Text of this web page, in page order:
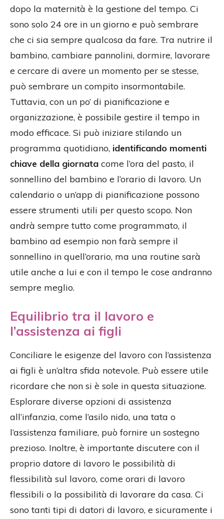
dopo la maternità è la gestione del tempo. Ci
sono solo 24 ore in un giorno e può sembrare
che ci sia sempre qualcosa da fare. Tra nutrire il
bambino, cambiare pannolini, dormire, lavorare
e cercare di avere un momento per se stesse,
può sembrare un compito insormontabile.
Tuttavia, con un po’ di pianificazione e
organizzazione, è possibile gestire il tempo in
modo efficace. Si può iniziare stilando un
programma quotidiano, identificando momenti
chiave della giornata come l’ora del pasto, il
sonnellino del bambino e l’orario di lavoro. Un
calendario o un’app di pianificazione possono
essere strumenti utili per questo scopo. Non
andrà sempre tutto come programmato, il
bambino ad esempio non farà sempre il
sonnellino in quell’orario, ma una routine sarà
utile anche a lui e con il tempo le cose andranno
sempre meglio.
Equilibrio tra il lavoro e
l’assistenza ai figli
Conciliare le esigenze del lavoro con l’assistenza
ai figli è un’altra sfida notevole. Può essere utile
ricordare che non si è sole in questa situazione.
Esplorare diverse opzioni di assistenza
all’infanzia, come l’asilo nido, una tata o
l’assistenza familiare, può fornire un sostegno
prezioso. Inoltre, è importante discutere con il
proprio datore di lavoro le possibilità di
flessibilità sul lavoro, come orari di lavoro
flessibili o la possibilità di lavorare da casa. Ci
sono tanti tipi di datori di lavoro, e sicuramente i